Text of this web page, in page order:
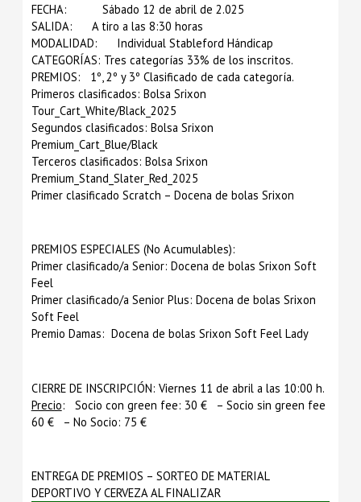
FECHA: Sábado 12 de abril de 2.025
SALIDA: A tiro a las 8:30 horas
MODALIDAD: Individual Stableford Hándicap
CATEGORÍAS: Tres categorías 33% de los inscritos.
PREMIOS: 1º, 2º y 3º Clasificado de cada categoría.
Primeros clasificados: Bolsa Srixon
Tour_Cart_White/Black_2025
Segundos clasificados: Bolsa Srixon
Premium_Cart_Blue/Black
Terceros clasificados: Bolsa Srixon
Premium_Stand_Slater_Red_2025
Primer clasificado Scratch – Docena de bolas Srixon
PREMIOS ESPECIALES (No Acumulables):
Primer clasificado/a Senior: Docena de bolas Srixon Soft
Feel
Primer clasificado/a Senior Plus: Docena de bolas Srixon
Soft Feel
Premio Damas: Docena de bolas Srixon Soft Feel Lady
CIERRE DE INSCRIPCIÓN: Viernes 11 de abril a las 10:00 h.
Precio: Socio con green fee: 30 € – Socio sin green fee
60 € – No Socio: 75 €
ENTREGA DE PREMIOS – SORTEO DE MATERIAL
DEPORTIVO Y CERVEZA AL FINALIZAR